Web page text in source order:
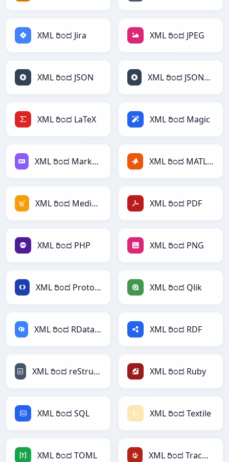
XML ರಿಂದ Jira XML ರಿಂದ JPEG
XML ರಿಂದ JSON XML ರಿಂದ JSONLines
XML ರಿಂದ LaTeX XML ರಿಂದ Magic
XML ರಿಂದ Markdown XML ರಿಂದ MATLAB
XML ರಿಂದ MediaWiki XML ರಿಂದ PDF
XML ರಿಂದ PHP XML ರಿಂದ PNG
XML ರಿಂದ Protobuf XML ರಿಂದ Qlik
XML ರಿಂದ RDataFrame XML ರಿಂದ RDF
XML ರಿಂದ reStructuredText XML ರಿಂದ Ruby
XML ರಿಂದ SQL XML ರಿಂದ Textile
XML ರಿಂದ TOML XML ರಿಂದ TracWiki